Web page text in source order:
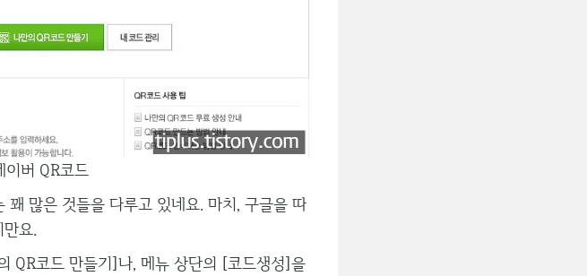
이버 QR코드
많은 것들을 다루고 있네요. 마치, 구글을 따
요.
QR코드 만들기]나, 메뉴 상단의 [코드생성]을